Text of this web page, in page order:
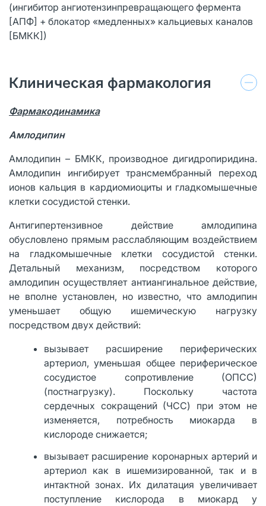
(ингибитор ангиотензинпревращающего фермента
[АПФ] + блокатор «медленных» кальциевых каналов
[БМКК])
Клиническая фармакология
Фармакодинамика
Амлодипин
Амлодипин – БМКК, производное дигидропиридина.
Амлодипин ингибирует трансмембранный переход
ионов кальция в кардиомиоциты и гладкомышечные
клетки сосудистой стенки.
Антигипертензивное действие амлодипина
обусловлено прямым расслабляющим воздействием
на гладкомышечные клетки сосудистой стенки.
Детальный механизм, посредством которого
амлодипин осуществляет антиангинальное действие,
не вполне установлен, но известно, что амлодипин
уменьшает общую ишемическую нагрузку
посредством двух действий:
вызывает расширение периферических
артериол, уменьшая общее периферическое
сосудистое сопротивление (ОПСС)
(постнагрузку). Поскольку частота
сердечных сокращений (ЧСС) при этом не
изменяется, потребность миокарда в
кислороде снижается;
вызывает расширение коронарных артерий и
артериол как в ишемизированной, так и в
интактной зонах. Их дилатация увеличивает
поступление кислорода в миокард у